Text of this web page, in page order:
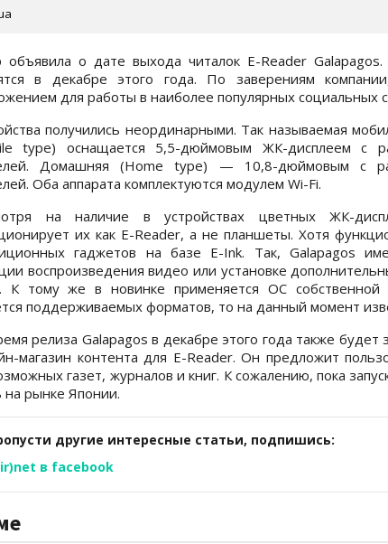
объявила о дате выхода читалок E-Reader
в декабре этого года. По заверениям
для работы в наиболее популярных социальных
получились неординарными. Так называемая
type) оснащается 5,5-дюймовым ЖК-дисплеем с
Домашняя (Home type) — 10,8-дюймовым с
Оба аппарата комплектуются модулем Wi-Fi.
на наличие в устройствах цветных ЖК-
их как E-Reader, а не планшеты. Хотя
гаджетов на базе E-Ink. Так, Galapagos
воспроизведения видео или установке
К тому же в новинке применяется ОС собственной
поддерживаемых форматов, то на данный момент
релиза Galapagos в декабре этого года также
магазин контента для E-Reader. Он предложит
газет, журналов и книг. К сожалению, пока
рынке Японии.
другие интересные статьи, подпишись:
в facebook